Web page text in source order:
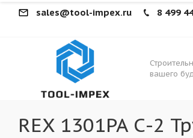
sales@tool-impex.ru 8 499
вашего
REX 1301PA С-2